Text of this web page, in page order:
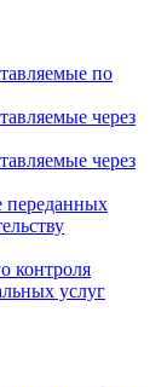
по
через
через
переданных
контроля
услуг